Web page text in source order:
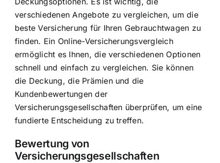
verschiedenen Angebote zu vergleichen, um die
beste Versicherung für Ihren Gebrauchtwagen zu
finden. Ein Online-Versicherungsvergleich
ermöglicht es Ihnen, die verschiedenen Optionen
schnell und einfach zu vergleichen. Sie können
die Deckung, die Prämien und die
Kundenbewertungen der
Versicherungsgesellschaften überprüfen, um eine
fundierte Entscheidung zu treffen.
Bewertung von
Versicherungsgesellschaften